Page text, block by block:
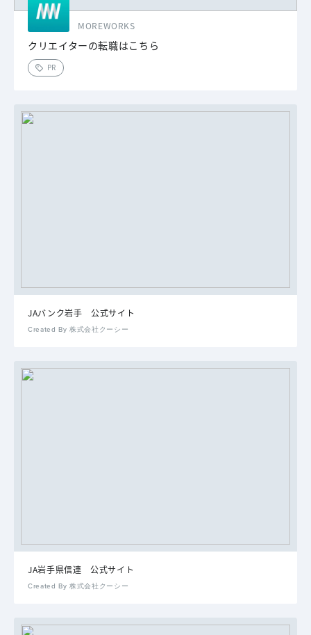
MOREWORKS
クリエイターの転職はこちら
PR
JAバンク岩手 公式サイト
Created By 株式会社クーシー
JA岩手県信連 公式サイト
Created By 株式会社クーシー